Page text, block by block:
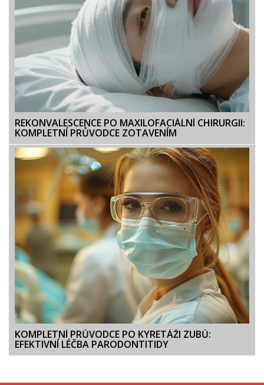
REKONVALESCENCE PO MAXILOFACIÁLNÍ CHIRURGII:
KOMPLETNÍ PRŮVODCE ZOTAVENÍM
KOMPLETNÍ PRŮVODCE PO KYRETÁŽI ZUBŮ:
EFEKTIVNÍ LÉČBA PARODONTITIDY